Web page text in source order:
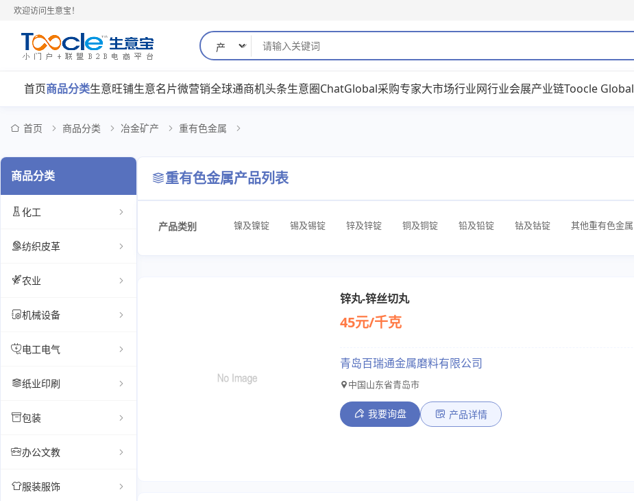
欢迎访问生意宝！
首页商品分类生意旺铺生意名片微营销全球通商机头条生意圈ChatGlobal采购专家大市场行业网行业会展产业链Toocle Global
首页 商品分类 冶金矿产 重有色金属
商品分类
化工
纺织皮革
农业
机械设备
电工电气
纸业印刷
包装
办公文教
服装服饰
重有色金属产品列表
产品类别 镍及镍锭 锡及锡锭 锌及锌锭 铜及铜锭 铅及铅锭 钴及钴锭 其他重有色金属
锌丸-锌丝切丸
45元/千克
青岛百瑞通金属磨料有限公司
中国山东省青岛市
我要询盘 产品详情